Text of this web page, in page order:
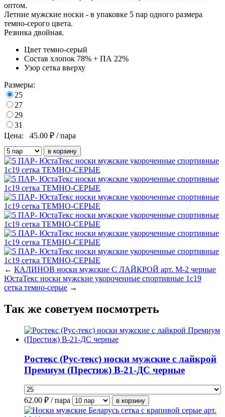
оптом.
Летние мужские носки - в упаковке 5 пар одного размера
темно-серого цвета.
Резинка двойная.
Цвет темно-серый
Состав хлопок 78% + ПА 22%
Узор сетка вверху
Размеры:
25
27
29
31
Цена:
45.00 ₽ / пара
← КАЛИНОВ носки мужские С ЛАЙКРОЙ арт. М-2 черные
ЮстаТекс носки мужские укороченные спортивные 1с19
сетка темно-серые →
Так же советуем посмотреть
Ростекс (Рус-текс) носки мужские с лайкрой
Премиум (Престиж) В-21-ДС черные
62.00 ₽ / пара